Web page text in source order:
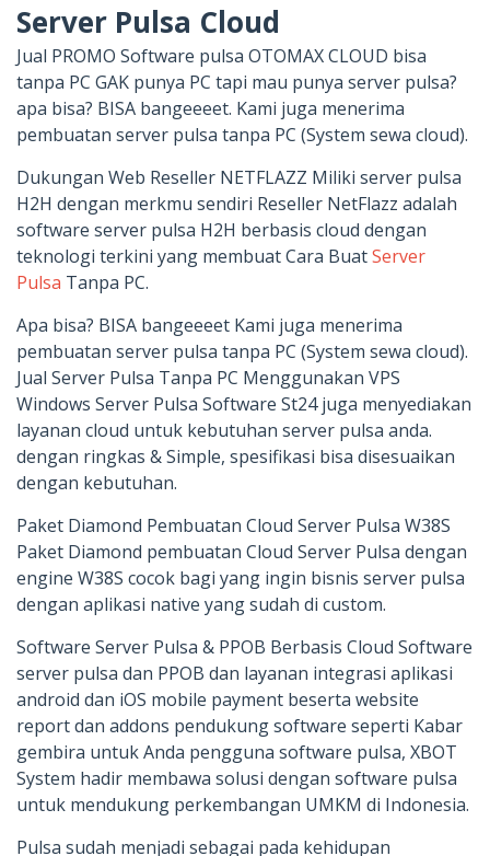
Server Pulsa Cloud
Jual PROMO Software pulsa OTOMAX CLOUD bisa
tanpa PC GAK punya PC tapi mau punya server pulsa?
apa bisa? BISA bangeeeet. Kami juga menerima
pembuatan server pulsa tanpa PC (System sewa cloud).
Dukungan Web Reseller NETFLAZZ Miliki server pulsa
H2H dengan merkmu sendiri Reseller NetFlazz adalah
software server pulsa H2H berbasis cloud dengan
teknologi terkini yang membuat Cara BuatServer
Pulsa Tanpa PC.
Apa bisa? BISA bangeeeet Kami juga menerima
pembuatan server pulsa tanpa PC (System sewa cloud).
Jual Server Pulsa Tanpa PC Menggunakan VPS
Windows Server Pulsa Software St24 juga menyediakan
layanan cloud untuk kebutuhan server pulsa anda.
dengan ringkas & Simple, spesifikasi bisa disesuaikan
dengan kebutuhan.
Paket Diamond Pembuatan Cloud Server Pulsa W38S
Paket Diamond pembuatan Cloud Server Pulsa dengan
engine W38S cocok bagi yang ingin bisnis server pulsa
dengan aplikasi native yang sudah di custom.
Software Server Pulsa & PPOB Berbasis Cloud Software
server pulsa dan PPOB dan layanan integrasi aplikasi
android dan iOS mobile payment beserta website
report dan addons pendukung software seperti Kabar
gembira untuk Anda pengguna software pulsa, XBOT
System hadir membawa solusi dengan software pulsa
untuk mendukung perkembangan UMKM di Indonesia.
Pulsa sudah menjadi sebagai pada kehidupan